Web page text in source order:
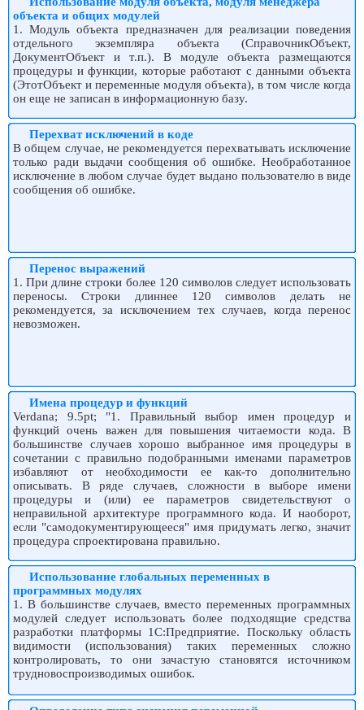
объекта и общих модулей
1. Модуль объекта предназначен для реализации поведения
отдельного экземпляра объекта (СправочникОбъект,
ДокументОбъект и т.п.). В модуле объекта размещаются
процедуры и функции, которые работают с данными объекта
(ЭтотОбъект и переменные модуля объекта), в том числе когда
он еще не записан в информационную базу.
Перехват исключений в коде
В общем случае, не рекомендуется перехватывать исключение
только ради выдачи сообщения об ошибке. Необработанное
исключение в любом случае будет выдано пользователю в виде
сообщения об ошибке.
Перенос выражений
1. При длине строки более 120 символов следует использовать
переносы. Строки длиннее 120 символов делать не
рекомендуется, за исключением тех случаев, когда перенос
невозможен.
Имена процедур и функций
Verdana; 9.5pt; "1. Правильный выбор имен процедур и
функций очень важен для повышения читаемости кода. В
большинстве случаев хорошо выбранное имя процедуры в
сочетании с правильно подобранными именами параметров
избавляют от необходимости ее как-то дополнительно
описывать. В ряде случаев, сложности в выборе имени
процедуры и (или) ее параметров свидетельствуют о
неправильной архитектуре программного кода. И наоборот,
если "самодокументирующееся" имя придумать легко, значит
процедура спроектирована правильно.
Использование глобальных переменных в
программных модулях
1. В большинстве случаев, вместо переменных программных
модулей следует использовать более подходящие средства
разработки платформы 1С:Предприятие. Поскольку область
видимости (использования) таких переменных сложно
контролировать, то они зачастую становятся источником
трудновоспроизводимых ошибок.